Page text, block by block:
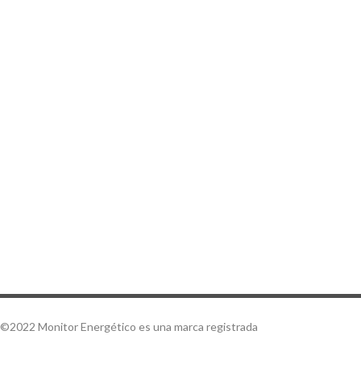
©2022 Monitor Energético es una marca registrada